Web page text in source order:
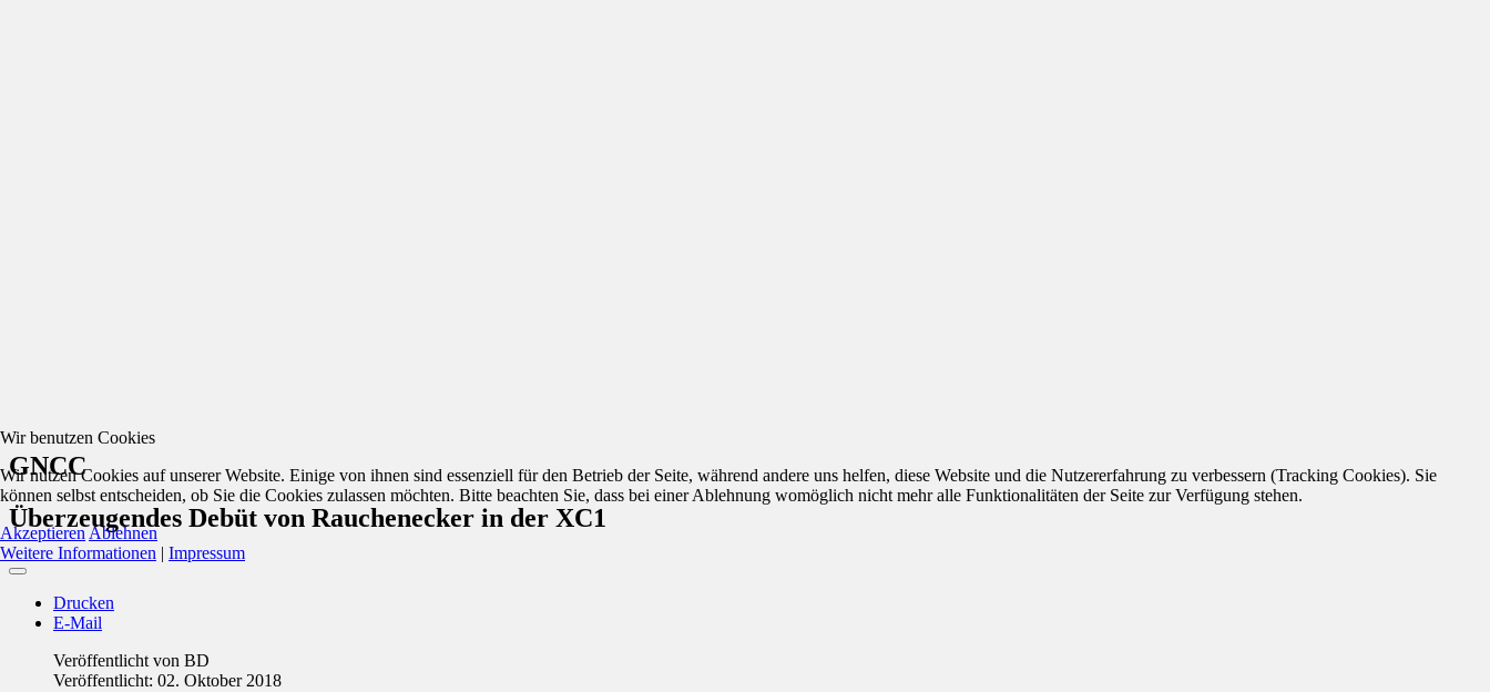
GNCC
Überzeugendes Debüt von Rauchenecker in der XC1
Drucken
E-Mail
Veröffentlicht von BD
Veröffentlicht: 02. Oktober 2018
Wir benutzen Cookies
Wir nutzen Cookies auf unserer Website. Einige von ihnen sind essenziell für den Betrieb der Seite, während andere uns helfen, diese Website und die Nutzererfahrung zu verbessern (Tracking Cookies). Sie
können selbst entscheiden, ob Sie die Cookies zulassen möchten. Bitte beachten Sie, dass bei einer Ablehnung womöglich nicht mehr alle Funktionalitäten der Seite zur Verfügung stehen.
AkzeptierenAblehnen
Weitere Informationen | Impressum